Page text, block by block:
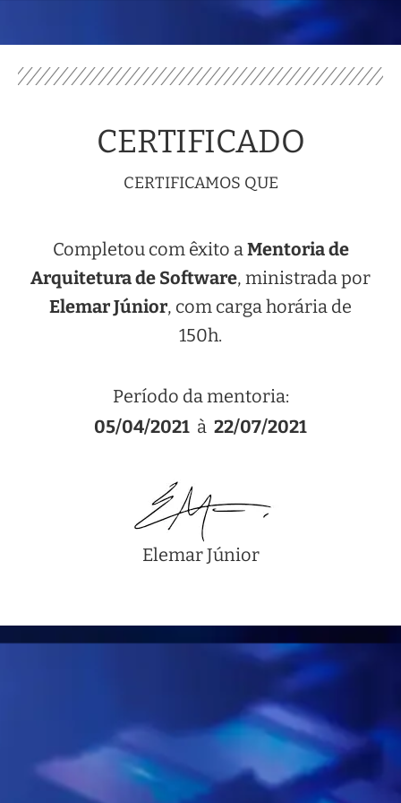
CERTIFICADO
CERTIFICAMOS QUE
Completou com êxito aMentoria de
Arquitetura de Software, ministrada por
Elemar Júnior, com carga horária de
150h.
Período da mentoria:
05/04/2021 à 22/07/2021
Elemar Júnior